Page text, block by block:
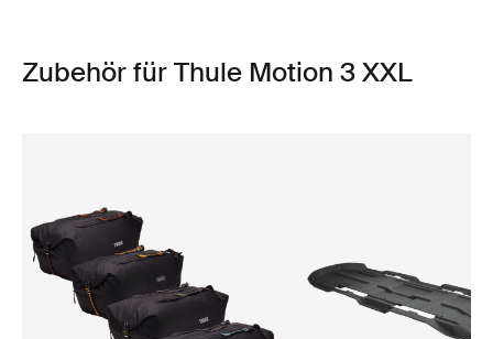
Zubehör für Thule Motion 3 XXL